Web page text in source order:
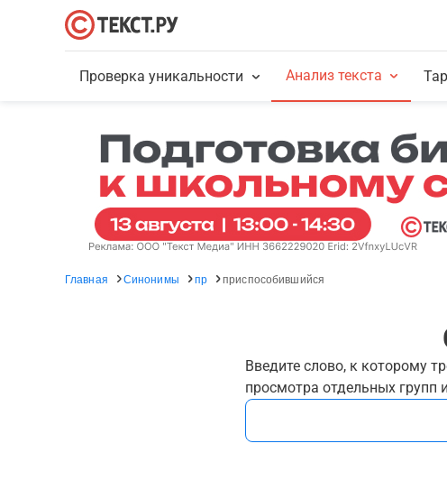
Проверка уникальности Анализ текста
Главная Синонимы пр приспособившийся
Введите слово, к которому
просмотра отдельных групп